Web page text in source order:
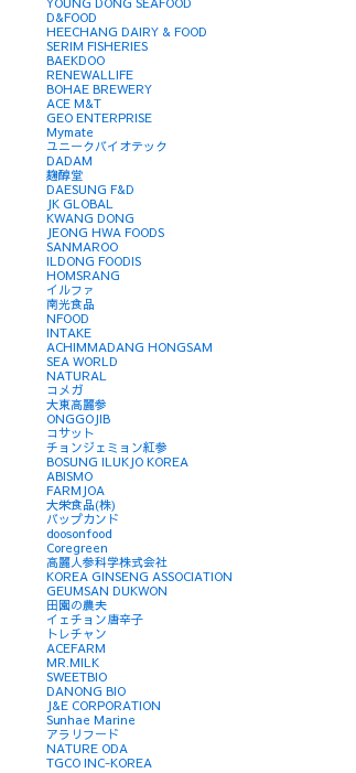
D&FOOD
HEECHANG DAIRY & FOOD
SERIM FISHERIES
BAEKDOO
RENEWALLIFE
BOHAE BREWERY
ACE M&T
GEO ENTERPRISE
Mymate
ユニークバイオテック
DADAM
麹醇堂
DAESUNG F&D
JK GLOBAL
KWANG DONG
JEONG HWA FOODS
SANMAROO
ILDONG FOODIS
HOMSRANG
イルファ
南光食品
NFOOD
INTAKE
ACHIMMADANG HONGSAM
SEA WORLD
NATURAL
コメガ
大東高麗参
ONGGOJIB
コサット
チョンジェミョン紅参
BOSUNG ILUKJO KOREA
ABISMO
FARMJOA
大栄食品(株)
バップカンド
doosonfood
Coregreen
高麗人参科学株式会社
KOREA GINSENG ASSOCIATION
GEUMSAN DUKWON
田園の農夫
イェチョン唐辛子
トレチャン
ACEFARM
MR.MILK
SWEETBIO
DANONG BIO
J&E CORPORATION
Sunhae Marine
アラリフード
NATURE ODA
TGCO INC-KOREA